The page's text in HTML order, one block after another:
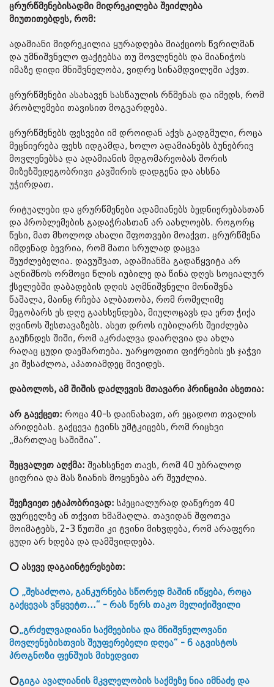
ცრურწმენებისადმი მიდრეკილება შეიძლება
მიუთითებდეს, რომ:
ადამიანი მიდრეკილია ყურადღება მიაქციოს წვრილმან
და უმნიშვნელო ფაქტებსა თუ მოვლენებს და მიანიჭოს
იმაზე დიდი მნიშვნელობა, ვიდრე სინამდვილეში აქვთ.
ცრურწმენები ასახავენ სასწაულის რწმენას და იმედს, რომ
პრობლემები თავისით მოგვარდება.
ცრურწმენებს ფესვები იმ დროიდან აქვს გადგმული, როცა
მეცნიერება ფეხს იდგამდა, ხოლო ადამიანებს ბუნებრივ
მოვლენებსა და ადამიანის მდგომარეობას შორის
მიზეზშედეგობრივი კავშირის დადგენა და ახსნა
უჭირდათ.
რიტუალები და ცრურწმენები ადამიანებს ბედნიერებასთან
და პრობლემების გადაჭრასთან არ აახლოებს. როგორც
წესი, მათ მხოლოდ ახალი შფოთვები მოაქვთ. ცრურწმენა
იმდენად ბევრია, რომ მათი სრულად დაცვა
შეუძლებელია. დავუშვათ, ადამიანმა გადაწყვიტა არ
აღნიშნოს ორმოცი წლის იუბილე და წინა დღეს სოციალურ
ქსელებში დაბადების დღის აღმნიშვნელი მონიშვნა
წაშალა, მაინც რჩება ალბათობა, რომ რომელიმე
მეგობარს ეს დღე გაახსენდება, მიულოცავს და ერთ ჭიქა
ღვინოს შესთავაზებს. ასეთ დროს იუბილარს შეიძლება
გაუჩნდეს შიში, რომ აკრძალვა დაარღვია და ახლა
რაღაც ცუდი დაემართება. უარყოფითი ფიქრების ეს ჯაჭვი
კი შესაძლოა, აპათიამდეც მივიდეს.
დაბოლოს, ამ შიშის დაძლევის მთავარი პრინციპი ასეთია:
არ გაექცეთ: როცა 40-ს დაინახავთ, არ ეცადოთ თვალის
არიდებას. გაქცევა ტვინს უმტკიცებს, რომ რიცხვი
„მართლაც საშიშია“.
შეცვალეთ აღქმა: შეახსენეთ თავს, რომ 40 უბრალოდ
ციფრია და მას ზიანის მოყენება არ შეუძლია.
შეეჩვიეთ ეტაპობრივად: სპეციალურად დაწერეთ 40
ფურცელზე ან თქვით ხმამაღლა. თავიდან შფოთვა
მოიმატებს, 2-3 წუთში კი ტვინი მიხვდება, რომ არაფერი
ცუდი არ ხდება და დამშვიდდება.
⭕ ასევე დაგაინტერესებთ:
⭕ „შესაძლოა, განკურნება სწორედ მაშინ იწყება, როცა
გაქცევას ვწყვეტთ...“ - რას წერს თაკო მელიქიშვილი
⭕„გრძელვადიანი საქმეებისა და მნიშვნელოვანი
მოვლენებისთვის შეუფერებელი დღეა“ - 6 აგვისტოს
პროგნოზი ფენშუის მიხედვით
⭕გიგა ავალიანის მკვლელობის საქმეზე ნია იმნაძე და